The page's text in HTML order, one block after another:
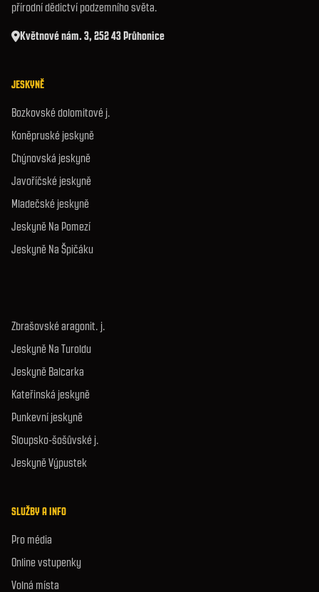
přírodní dědictví podzemního světa.
Květnové nám. 3, 252 43 Průhonice
JESKYNĚ
Bozkovské dolomitové j.
Koněpruské jeskyně
Chýnovská jeskyně
Javoříčské jeskyně
Mladečské jeskyně
Jeskyně Na Pomezí
Jeskyně Na Špičáku
Zbrašovské aragonit. j.
Jeskyně Na Turoldu
Jeskyně Balcarka
Kateřinská jeskyně
Punkevní jeskyně
Sloupsko-šošůvské j.
Jeskyně Výpustek
SLUŽBY A INFO
Pro média
Online vstupenky
Volná místa